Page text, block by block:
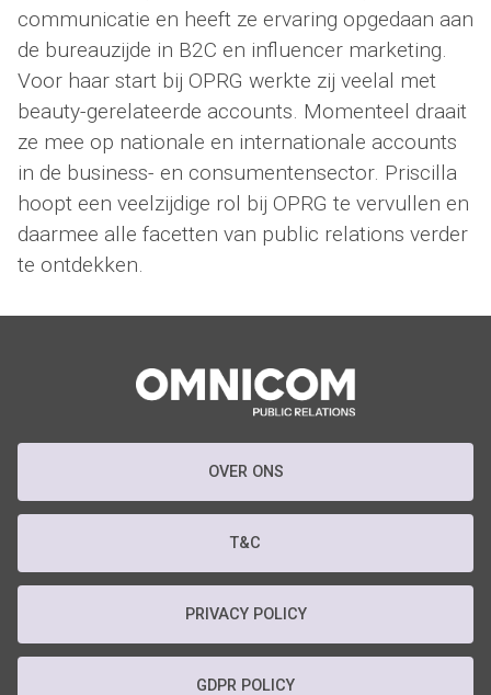
communicatie en heeft ze ervaring opgedaan aan
de bureauzijde in B2C en influencer marketing.
Voor haar start bij OPRG werkte zij veelal met
beauty-gerelateerde accounts. Momenteel draait
ze mee op nationale en internationale accounts
in de business- en consumentensector. Priscilla
hoopt een veelzijdige rol bij OPRG te vervullen en
daarmee alle facetten van public relations verder
te ontdekken.
OVER ONS
T&C
PRIVACY POLICY
GDPR POLICY